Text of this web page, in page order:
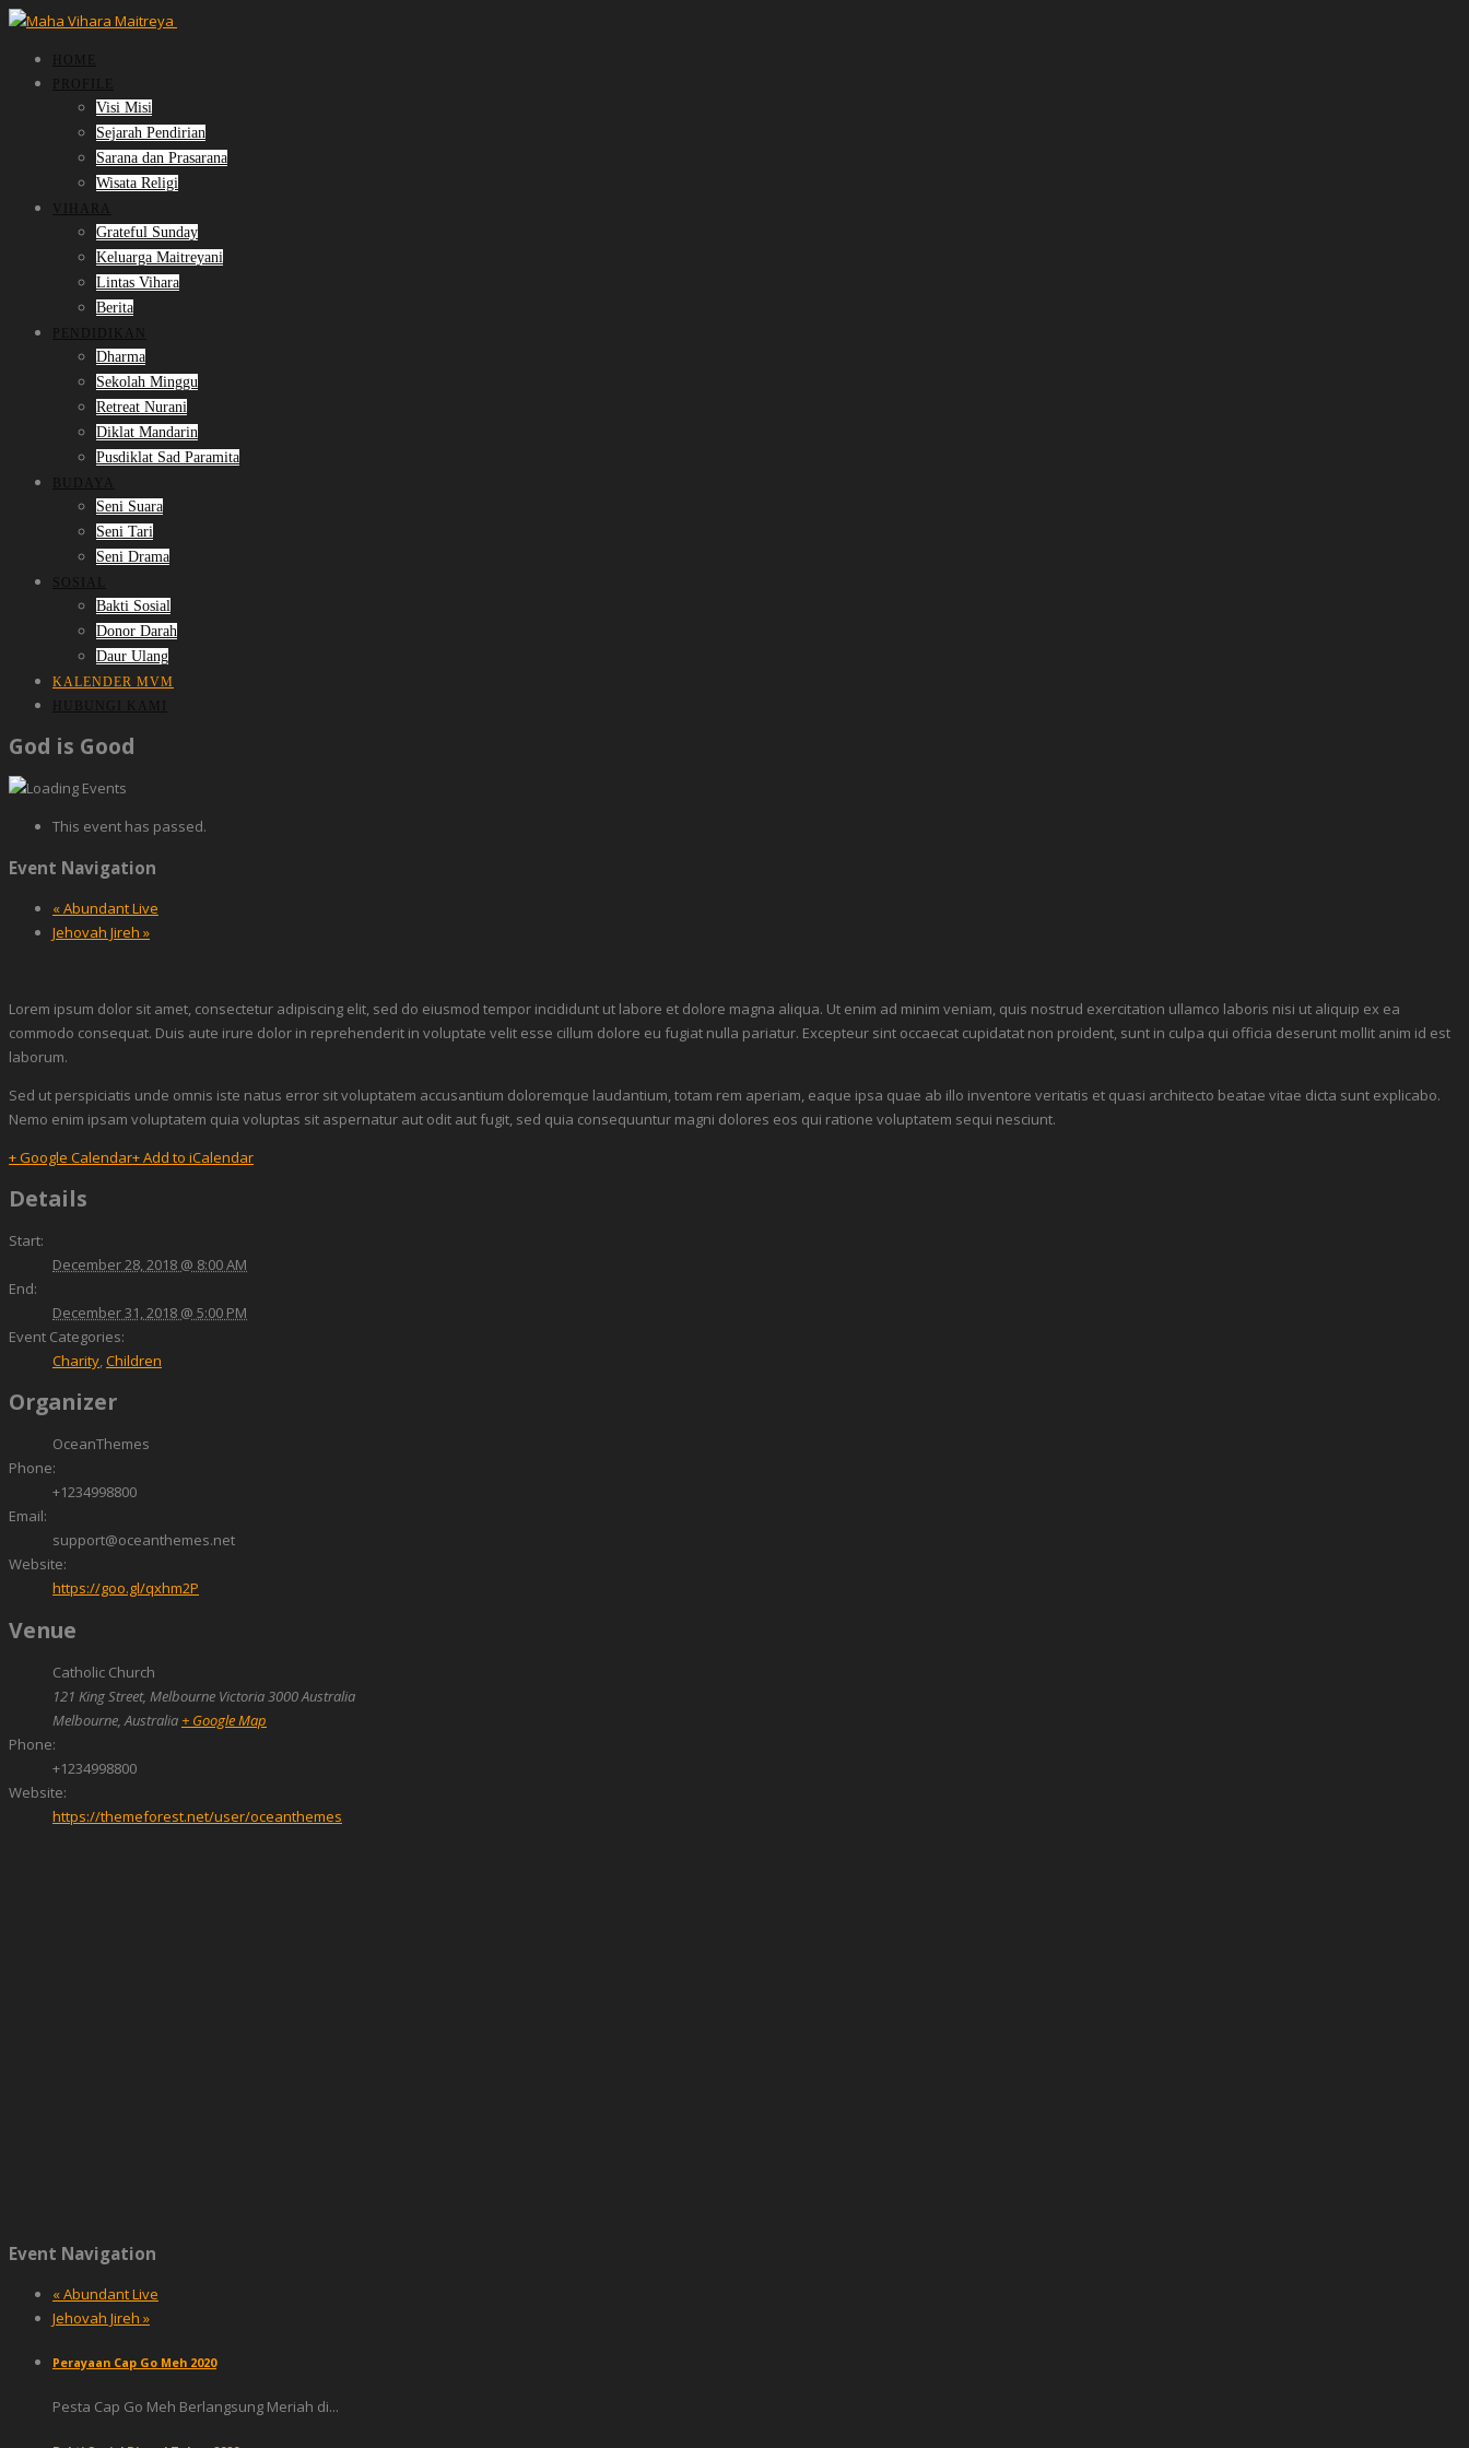
PROFILE
Visi Misi
Sejarah Pendirian
Sarana dan Prasarana
Wisata Religi
VIHARA
Grateful Sunday
Keluarga Maitreyani
Lintas Vihara
Berita
PENDIDIKAN
Dharma
Sekolah Minggu
Retreat Nurani
Diklat Mandarin
Pusdiklat Sad Paramita
Seni Suara
Seni Tari
Seni Drama
Bakti Sosial
Donor Darah
Daur Ulang
KALENDER MVM
God is Good
This event has passed.
Event Navigation
«Abundant Live
Jehovah Jireh »
Lorem ipsum dolor sit amet, consectetur adipiscing elit, sed do eiusmod tempor incididunt ut labore et dolore magna aliqua. Ut enim ad minim veniam, quis nostrud exercitation ullamco laboris nisi ut aliquip ex ea
commodo consequat. Duis aute irure dolor in reprehenderit in voluptate velit esse cillum dolore eu fugiat nulla pariatur. Excepteur sint occaecat cupidatat non proident, sunt in culpa qui officia deserunt mollit anim id est
laborum.
Sed ut perspiciatis unde omnis iste natus error sit voluptatem accusantium doloremque laudantium, totam rem aperiam, eaque ipsa quae ab illo inventore veritatis et quasi architecto beatae vitae dicta sunt explicabo.
Nemo enim ipsam voluptatem quia voluptas sit aspernatur aut odit aut fugit, sed quia consequuntur magni dolores eos qui ratione voluptatem sequi nesciunt.
+ Google Calendar+ Add to iCalendar
Details
Start:
December 28, 2018 @ 8:00 AM
End:
December 31, 2018 @ 5:00 PM
Event Categories:
Charity,Children
Organizer
OceanThemes
Phone:
+1234998800
Email:
support@oceanthemes.net
Website:
https://goo.gl/qxhm2P
Venue
Catholic Church
121 King Street, Melbourne Victoria 3000 Australia
Melbourne, Australia + Google Map
Phone:
+1234998800
Website:
https://themeforest.net/user/oceanthemes
Event Navigation
«Abundant Live
Jehovah Jireh »
Perayaan Cap Go Meh 2020
Pesta Cap Go Meh Berlangsung Meriah di...